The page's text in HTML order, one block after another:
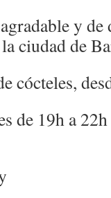
y de
ciudad de
cócteles,
de 19h a